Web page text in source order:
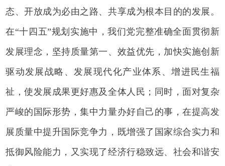
态、开放成为必由之路、共享成为根本目的的发展。
在“十四五”规划实施中，我们党完整准确全面贯彻新
发展理念，坚持质量第一、效益优先，加快实施创新
驱动发展战略、发展现代化产业体系、增进民生福
祉，使发展成果更好惠及全体人民；同时，面对复杂
严峻的国际形势，集中力量办好自己的事，在提高发
展质量中提升国际竞争力，既增强了国家综合实力和
抵御风险能力，又实现了经济行稳致远、社会和谐安